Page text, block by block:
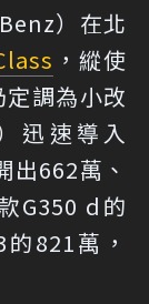
）在北
，縱使
調為小改
迅速導入
出662萬、
G350 d的
821萬，